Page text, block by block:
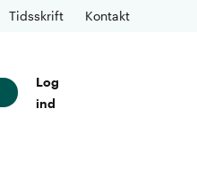
Tidsskrift Kontakt
Log
ind